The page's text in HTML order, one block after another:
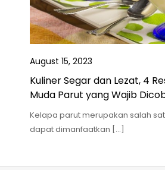
August 15, 2023
Kuliner Segar dan Lezat, 4
Muda Parut yang Wajib
Kelapa parut merupakan salah
dapat dimanfaatkan […]